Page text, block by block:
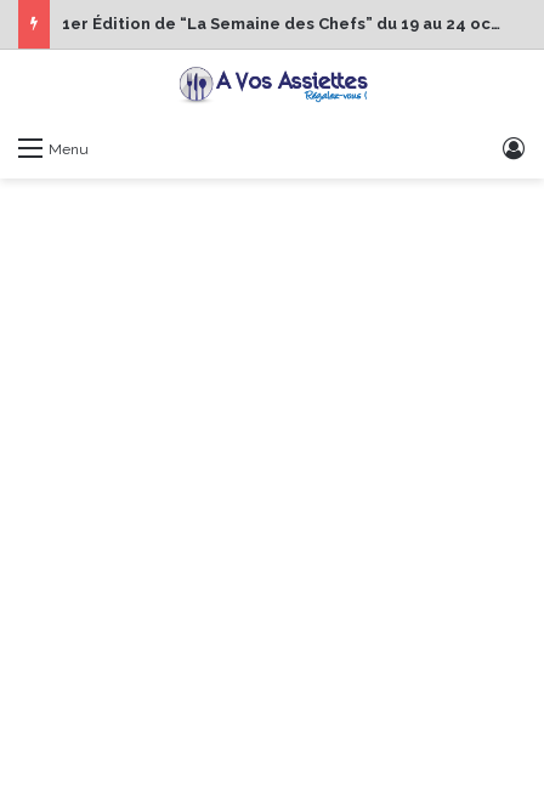
1er Édition de “La Semaine des Chefs” du 19 au 24 octobre 2026
Menu